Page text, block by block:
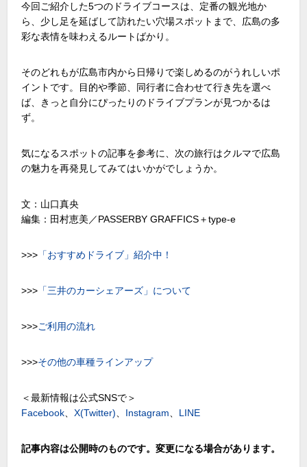
今回ご紹介した5つのドライブコースは、定番の観光地か
ら、少し足を延ばして訪れたい穴場スポットまで、広島の多
彩な表情を味わえるルートばかり。
そのどれもが広島市内から日帰りで楽しめるのがうれしいポ
イントです。目的や季節、同行者に合わせて行き先を選べ
ば、きっと自分にぴったりのドライブプランが見つかるは
ず。
気になるスポットの記事を参考に、次の旅行はクルマで広島
の魅力を再発見してみてはいかがでしょうか。
文：山口真央
編集：田村恵美／PASSERBY GRAFFICS＋type-e
>>> 「おすすめドライブ」紹介中！
>>> 「三井のカーシェアーズ」について
>>>ご利用の流れ
>>>その他の車種ラインアップ
＜最新情報は公式SNSで＞
Facebook 、X(Twitter) Instagram LINE
記事内容は公開時のものです。変更になる場合があります。